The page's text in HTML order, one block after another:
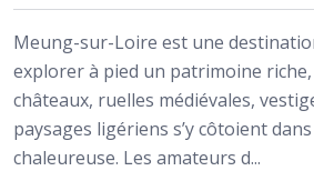
Meung-sur-Loire est une
explorer à pied un patrimoine
châteaux, ruelles médiévales,
paysages ligériens s’y côtoient
chaleureuse. Les amateurs d...